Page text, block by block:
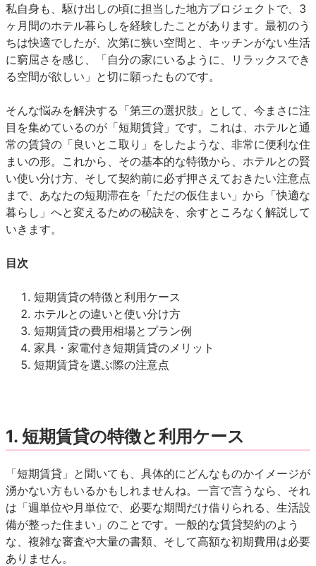
私自身も、駆け出しの頃に担当した地方プロジェクトで、3
ヶ月間のホテル暮らしを経験したことがあります。最初のう
ちは快適でしたが、次第に狭い空間と、キッチンがない生活
に窮屈さを感じ、「自分の家にいるように、リラックスでき
る空間が欲しい」と切に願ったものです。
そんな悩みを解決する「第三の選択肢」として、今まさに注
目を集めているのが「短期賃貸」です。これは、ホテルと通
常の賃貸の「良いとこ取り」をしたような、非常に便利な住
まいの形。これから、その基本的な特徴から、ホテルとの賢
い使い分け方、そして契約前に必ず押さえておきたい注意点
まで、あなたの短期滞在を「ただの仮住まい」から「快適な
暮らし」へと変えるための秘訣を、余すところなく解説して
いきます。
目次
短期賃貸の特徴と利用ケース
ホテルとの違いと使い分け方
短期賃貸の費用相場とプラン例
家具・家電付き短期賃貸のメリット
短期賃貸を選ぶ際の注意点
1. 短期賃貸の特徴と利用ケース
「短期賃貸」と聞いても、具体的にどんなものかイメージが
湧かない方もいるかもしれませんね。一言で言うなら、それ
は「週単位や月単位で、必要な期間だけ借りられる、生活設
備が整った住まい」のことです。一般的な賃貸契約のよう
な、複雑な審査や大量の書類、そして高額な初期費用は必要
ありません。